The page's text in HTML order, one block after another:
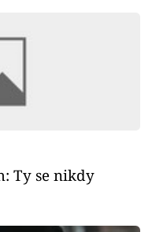
Ty se nikdy